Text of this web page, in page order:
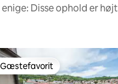
Disse ophold er
gæstefavorit
Gæstefavorit